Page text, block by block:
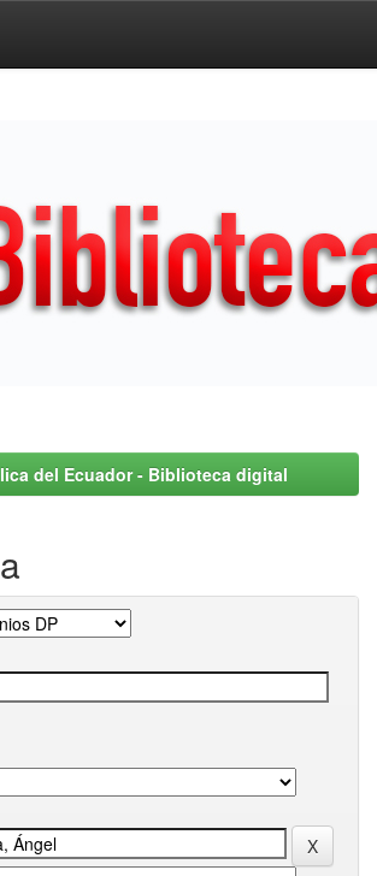
del Ecuador - Biblioteca digital